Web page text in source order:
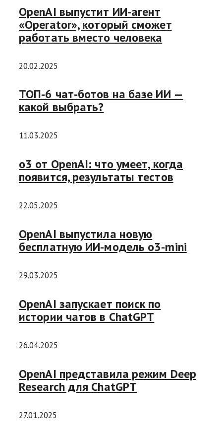
OpenAI выпустит ИИ-агент
«Operator», который сможет
работать вместо человека
20.02.2025
ТОП-6 чат-ботов на базе ИИ —
какой выбрать?
11.03.2025
o3 от OpenAI: что умеет, когда
появится, результаты тестов
22.05.2025
OpenAI выпустила новую
бесплатную ИИ-модель o3-mini
29.03.2025
OpenAI запускает поиск по
истории чатов в ChatGPT
26.04.2025
OpenAI представила режим Deep
Research для ChatGPT
27.01.2025